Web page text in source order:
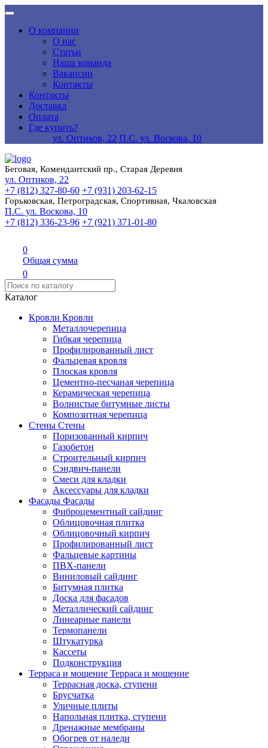
О компании
О нас
Статьи
Наша команда
Вакансии
Контакты
Контакты
Доставка
Оплата
Где купить?
ул. Оптиков, 22 П.С. ул. Воскова, 10
Беговая, Комендантский пр., Старая Деревня
ул. Оптиков, 22
+7 (812) 327-80-60 +7 (931) 203-62-15
Горьковская, Петроградская, Спортивная, Чкаловская
П.С. ул. Воскова, 10
+7 (812) 336-23-96 +7 (921) 371-01-80
0
Общая сумма
0
Каталог
Кровли Кровли
Металлочерепица
Гибкая черепица
Профилированный лист
Фальцевая кровля
Плоская кровля
Цементно-песчаная черепица
Керамическая черепица
Волнистые битумные листы
Композитная черепица
Стены Стены
Поризованный кирпич
Газобетон
Строительный кирпич
Сэндвич-панели
Смеси для кладки
Аксессуары для кладки
Фасады Фасады
Фиброцементный сайдинг
Облицовочная плитка
Облицовочный кирпич
Профилированный лист
Фальцевые картины
ПВХ-панели
Виниловый сайдинг
Битумная плитка
Доска для фасадов
Металлический сайдинг
Линеарные панели
Термопанели
Штукатурка
Кассеты
Подконструкция
Терраса и мощение Терраса и мощение
Террасная доска, ступени
Брусчатка
Уличные плиты
Напольная плитка, ступени
Дренажные мембраны
Обогрев от наледи